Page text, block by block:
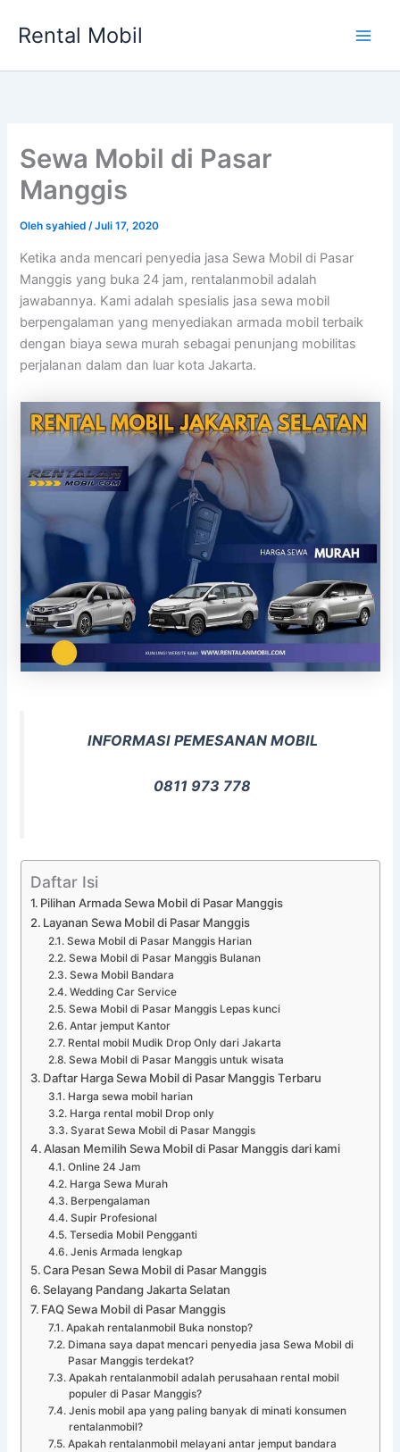
Rental Mobil
Sewa Mobil di Pasar
Manggis
Olehsyahied/Juli 17, 2020
Ketika anda mencari penyedia jasa Sewa Mobil di Pasar
Manggis yang buka 24 jam, rentalanmobil adalah
jawabannya. Kami adalah spesialis jasa sewa mobil
berpengalaman yang menyediakan armada mobil terbaik
dengan biaya sewa murah sebagai penunjang mobilitas
perjalanan dalam dan luar kota Jakarta.
INFORMASI PEMESANAN MOBIL
0811 973 778
Daftar Isi
Pilihan Armada Sewa Mobil di Pasar Manggis
Layanan Sewa Mobil di Pasar Manggis
Sewa Mobil di Pasar Manggis Harian
Sewa Mobil di Pasar Manggis Bulanan
Sewa Mobil Bandara
Wedding Car Service
Sewa Mobil di Pasar Manggis Lepas kunci
Antar jemput Kantor
Rental mobil Mudik Drop Only dari Jakarta
Sewa Mobil di Pasar Manggis untuk wisata
Daftar Harga Sewa Mobil di Pasar Manggis Terbaru
Harga sewa mobil harian
Harga rental mobil Drop only
Syarat Sewa Mobil di Pasar Manggis
Alasan Memilih Sewa Mobil di Pasar Manggis dari kami
Online 24 Jam
Harga Sewa Murah
Berpengalaman
Supir Profesional
Tersedia Mobil Pengganti
Jenis Armada lengkap
Cara Pesan Sewa Mobil di Pasar Manggis
Selayang Pandang Jakarta Selatan
FAQ Sewa Mobil di Pasar Manggis
Apakah rentalanmobil Buka nonstop?
Dimana saya dapat mencari penyedia jasa Sewa Mobil di
Pasar Manggis terdekat?
Apakah rentalanmobil adalah perusahaan rental mobil
populer di Pasar Manggis?
Jenis mobil apa yang paling banyak di minati konsumen
rentalanmobil?
Apakah rentalanmobil melayani antar jemput bandara